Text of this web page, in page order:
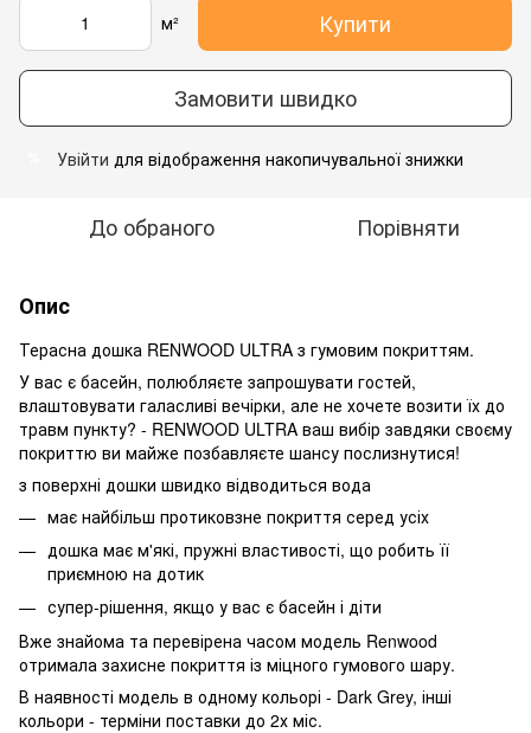
м² Купити
Замовити швидко
Увійти для відображення накопичувальної знижки
До обраного Порівняти
Опис
Терасна дошка RENWOOD ULTRA з гумовим покриттям.
У вас є басейн, полюбляєте запрошувати гостей,
влаштовувати галасливі вечірки, але не хочете возити їх до
травм пункту? - RENWOOD ULTRA ваш вибір завдяки своєму
покриттю ви майже позбавляєте шансу послизнутися!
з поверхні дошки швидко відводиться вода
має найбільш протиковзне покриття серед усіх
дошка має м'які, пружні властивості, що робить її
приємною на дотик
супер-рішення, якщо у вас є басейн і діти
Вже знайома та перевірена часом модель Renwood
отримала захисне покриття із міцного гумового шару.
В наявності модель в одному кольорі - Dark Grey, інші
кольори - терміни поставки до 2х міс.